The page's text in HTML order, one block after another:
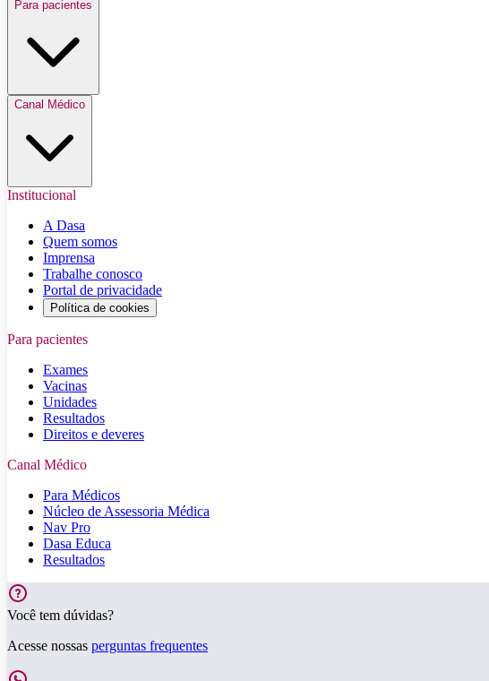
Para pacientes
Canal Médico
Institucional
A Dasa
Quem somos
Imprensa
Trabalhe conosco
Portal de privacidade
Política de cookies
Para pacientes
Exames
Vacinas
Unidades
Resultados
Direitos e deveres
Canal Médico
Para Médicos
Núcleo de Assessoria Médica
Nav Pro
Dasa Educa
Resultados
Você tem dúvidas?
Acesse nossas perguntas frequentes